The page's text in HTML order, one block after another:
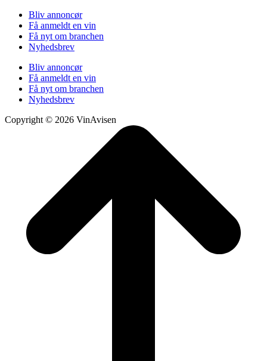
Bliv annoncør
Få anmeldt en vin
Få nyt om branchen
Nyhedsbrev
Bliv annoncør
Få anmeldt en vin
Få nyt om branchen
Nyhedsbrev
Copyright © 2026 VinAvisen